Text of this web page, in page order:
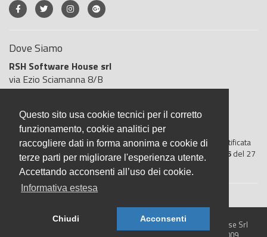
Questo sito usa cookie tecnici per il corretto
funzionamento, cookie analitici per
raccogliere dati in forma anonima e cookie di
terze parti per migliorare l'esperienza utente.
Accettando acconsenti all’uso dei cookie.
Informativa estesa
Chiudi Acconsenti
Dove Siamo
RSH Software House srl
via Ezio Sciamanna 8/B
00168 Roma
Italia
BigliettoVeloce è basato sulla piattaforma"GeSiFi ver 1.5"
certificata
dall’Agenzia delle Entrate con protocollo numero2021/103896 del 27
aprile 2021
© 2026 BigliettoVeloce.it - È un prodotto R.S.H. Software House Srl